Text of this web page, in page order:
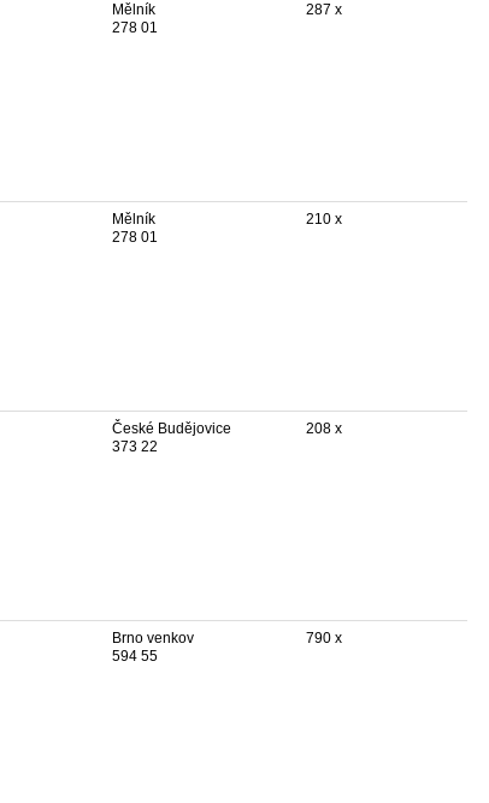
Mělník
278 01
287 x
Mělník
278 01
210 x
České Budějovice
373 22
208 x
Brno venkov
594 55
790 x